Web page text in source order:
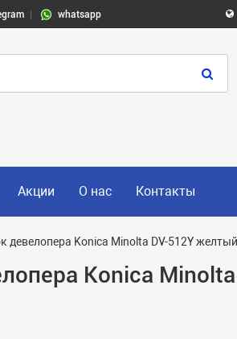
whatsapp
Акции О нас Контакты
девелопера Konica Minolta DV-512Y
Konica